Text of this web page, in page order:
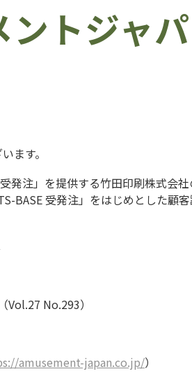
ントジャ
ます。
注」を提供する竹田印刷株式会社
BASE 受発注」をはじめとした顧
Vol.27 No.293）
amusement-japan.co.jp/）